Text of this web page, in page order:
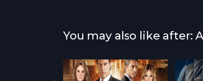
You may also like after: